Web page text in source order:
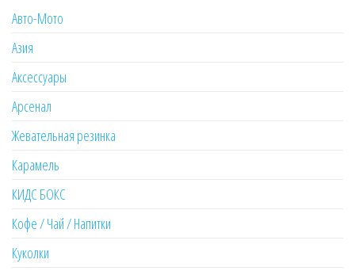
Авто-Мото
Азия
Аксессуары
Арсенал
Жевательная резинка
Карамель
КИДС БОКС
Кофе / Чай / Напитки
Куколки